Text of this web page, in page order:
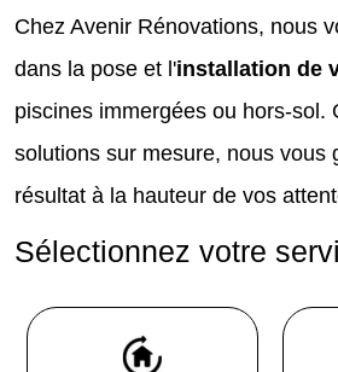
Chez Avenir Rénovations, nous
dans la pose et l'installation de
piscines immergées ou hors-sol.
solutions sur mesure, nous vous
résultat à la hauteur de vos
Sélectionnez votre